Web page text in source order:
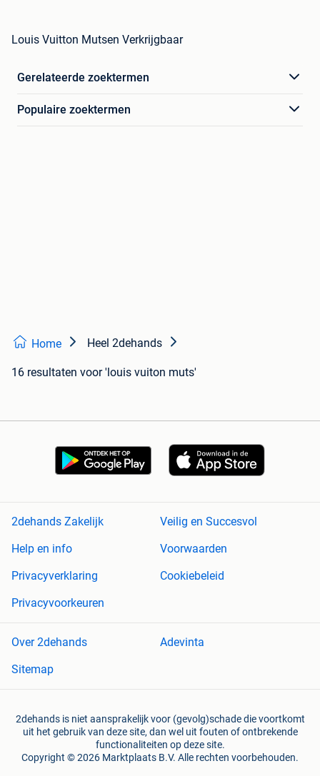
Louis Vuitton Mutsen Verkrijgbaar
Gerelateerde zoektermen
Populaire zoektermen
Home Heel 2dehands
16 resultaten voor 'louis vuiton muts'
2dehands Zakelijk
Veilig en Succesvol
Help en info
Voorwaarden
Privacyverklaring
Cookiebeleid
Privacyvoorkeuren
Over 2dehands
Adevinta
Sitemap
2dehands is niet aansprakelijk voor (gevolg)schade die voortkomt
uit het gebruik van deze site, dan wel uit fouten of ontbrekende
functionaliteiten op deze site.
Copyright © 2026 Marktplaats B.V. Alle rechten voorbehouden.